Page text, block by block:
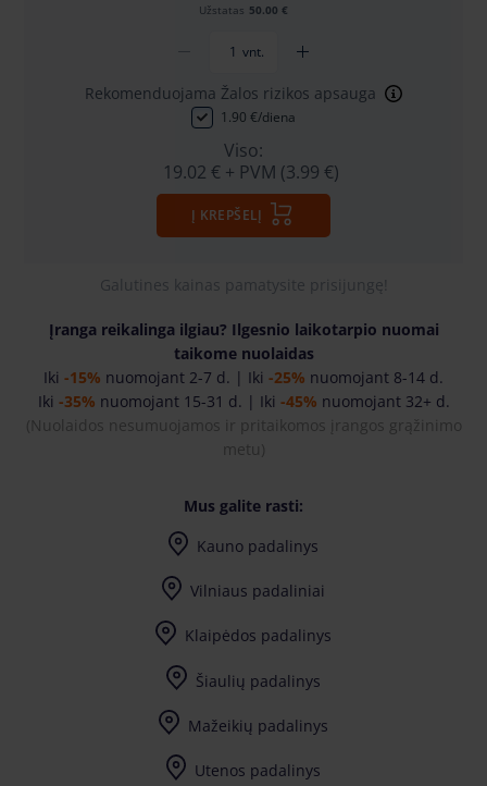
Užstatas 50.00 €
vnt.
Rekomenduojama Žalos rizikos apsauga
1.90 €/diena
Viso:
19.02 € + PVM (3.99 €)
Į KREPŠELĮ
Galutines kainas pamatysite prisijungę!
Įranga reikalinga ilgiau? Ilgesnio laikotarpio nuomai
taikome nuolaidas
Iki -15% nuomojant 2-7 d. | Iki -25% nuomojant 8-14 d.
Iki -35% nuomojant 15-31 d. | Iki -45% nuomojant 32+ d.
(Nuolaidos nesumuojamos ir pritaikomos įrangos grąžinimo
metu )
Mus galite rasti:
Kauno padalinys
Vilniaus padaliniai
Klaipėdos padalinys
Šiaulių padalinys
Mažeikių padalinys
Utenos padalinys